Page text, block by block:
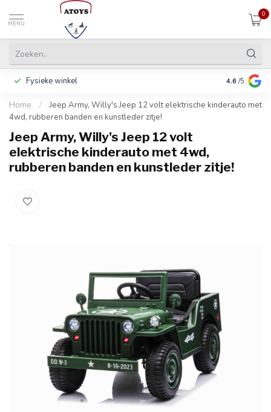
MENU
0
Fysieke winkel Betalen in
4.6 /5
Home /
Jeep Army, Willy's Jeep 12 volt elektrische kinderauto met
4wd, rubberen banden en kunstleder zitje!
Jeep Army, Willy's Jeep 12 volt
elektrische kinderauto met 4wd,
rubberen banden en kunstleder zitje!